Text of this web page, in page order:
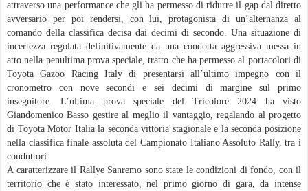
attraverso una performance che gli ha permesso di ridurre il gap dal diretto
avversario per poi rendersi, con lui, protagonista di un’alternanza al
comando della classifica decisa dai decimi di secondo. Una situazione di
incertezza regolata definitivamente da una condotta aggressiva messa in
atto nella penultima prova speciale, tratto che ha permesso al portacolori di
Toyota Gazoo Racing Italy di presentarsi all’ultimo impegno con il
cronometro con nove secondi e sei decimi di margine sul primo
inseguitore. L’ultima prova speciale del Tricolore 2024 ha visto
Giandomenico Basso gestire al meglio il vantaggio, regalando al progetto
di Toyota Motor Italia la seconda vittoria stagionale e la seconda posizione
nella classifica finale assoluta del Campionato Italiano Assoluto Rally, tra i
conduttori.
A caratterizzare il Rallye Sanremo sono state le condizioni di fondo, con il
territorio che è stato interessato, nel primo giorno di gara, da intense